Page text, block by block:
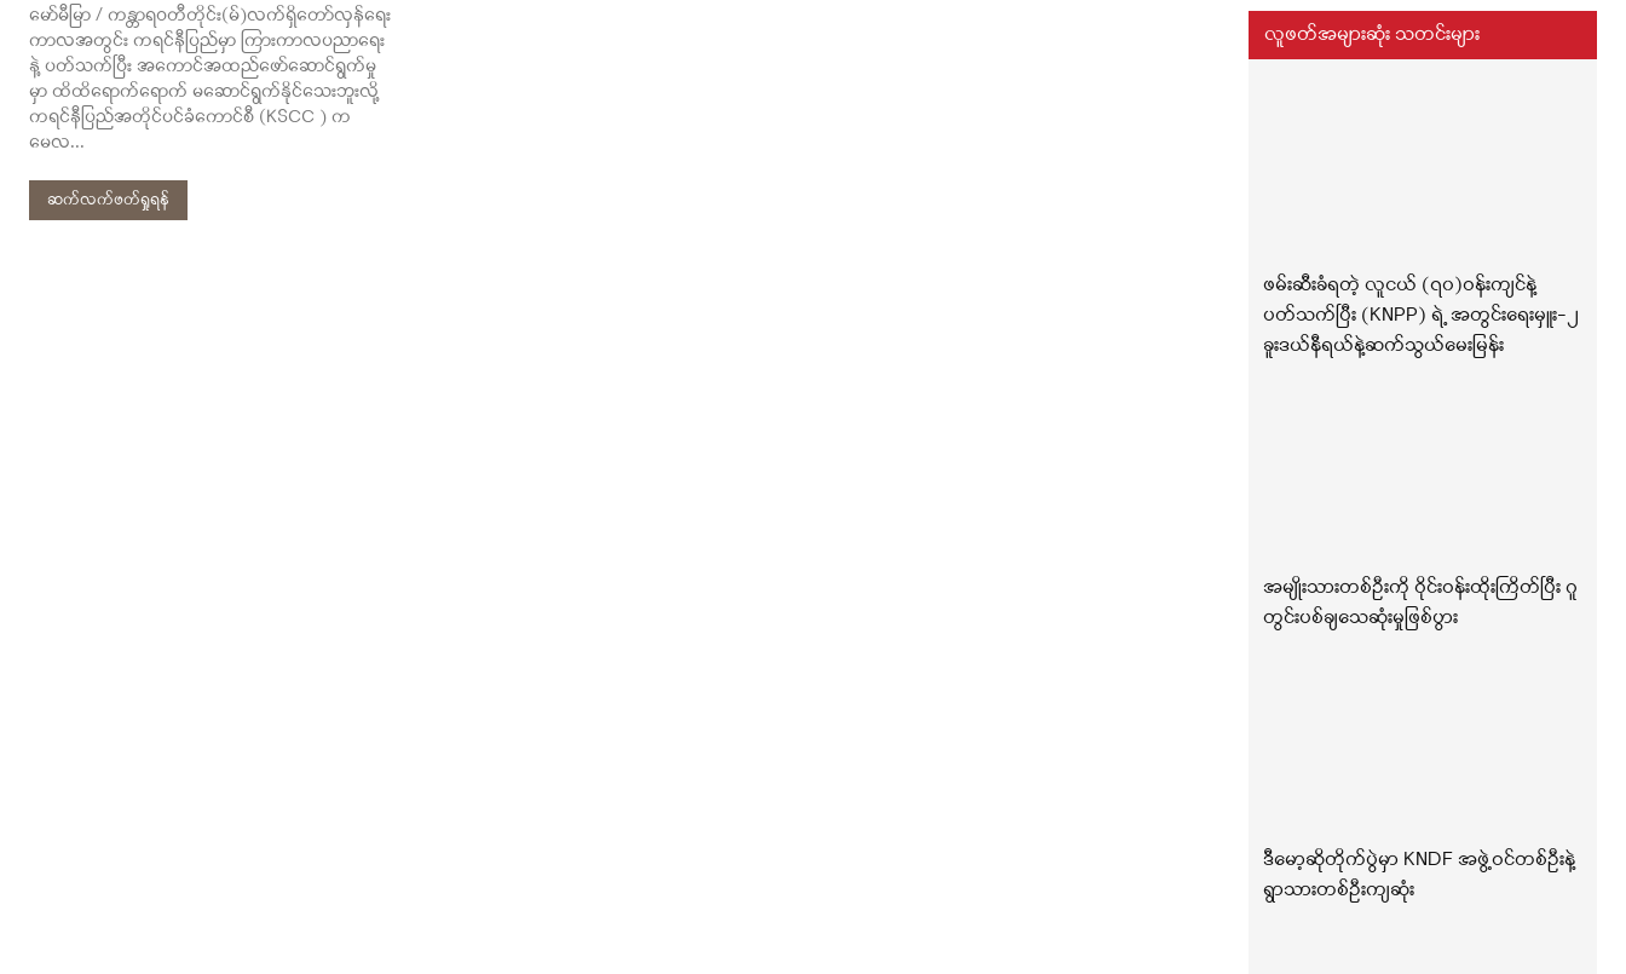
မော်မီမြာ / ကန္တာရဝတီတိုင်း(မ်)လက်ရှိတော်လှန်ရေး
ကာလအတွင်း ကရင်နီပြည်မှာ ကြားကာလပညာရေး
နဲ့ ပတ်သက်ပြီး အကောင်အထည်ဖော်ဆောင်ရွက်မှု
မှာ ထိထိရောက်ရောက် မဆောင်ရွက်နိုင်သေးဘူးလို့
ကရင်နီပြည်အတိုင်ပင်ခံကောင်စီ (KSCC ) က
မေလ...
ဆက်လက်ဖတ်ရှုရန်
လူဖတ်အများဆုံး သတင်းများ
ဖမ်းဆီးခံရတဲ့ လူငယ် (၇၀)ဝန်းကျင်နဲ့
ပတ်သက်ပြီး (KNPP) ရဲ့ အတွင်းရေးမှူး-၂
ခူးဒယ်နီရယ်နဲ့ဆက်သွယ်မေးမြန်း
အမျိုးသားတစ်ဦးကို ဝိုင်းဝန်းထိုးကြိတ်ပြီး ဂူ
တွင်းပစ်ချသေဆုံးမှုဖြစ်ပွား
ဒီမော့ဆိုတိုက်ပွဲမှာ KNDF အဖွဲ့ဝင်တစ်ဦးနဲ့
ရွာသားတစ်ဦးကျဆုံး